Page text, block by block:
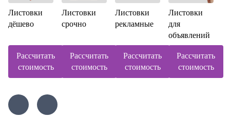
Листовки
дёшево
Рассчитать
стоимость
Листовки
срочно
Рассчитать
стоимость
Листовки
рекламные
Рассчитать
стоимость
Листовки
для
объявлений
Рассчитать
стоимость